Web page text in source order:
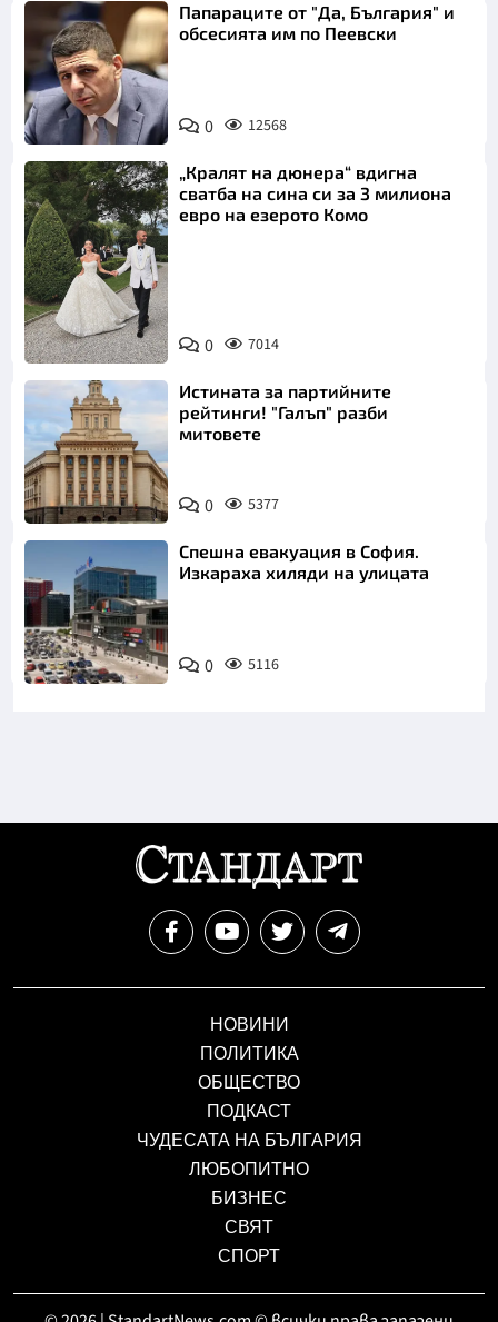
Папараците от "Да, България" и
обсесията им по Пеевски
0 12568
Снимка:
Инстаграм
„Кралят на дюнера“ вдигна
сватба на сина си за 3 милиона
евро на езерото Комо
0 7014
Истината за партийните
рейтинги! "Галъп" разби
митовете
0 5377
Спешна евакуация в София.
Изкараха хиляди на улицата
0 5116
НОВИНИ
ПОЛИТИКА
ОБЩЕСТВО
ПОДКАСТ
ЧУДЕСАТА НА БЪЛГАРИЯ
ЛЮБОПИТНО
БИЗНЕС
СВЯТ
СПОРТ